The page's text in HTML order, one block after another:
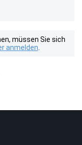
müssen Sie sich
anmelden